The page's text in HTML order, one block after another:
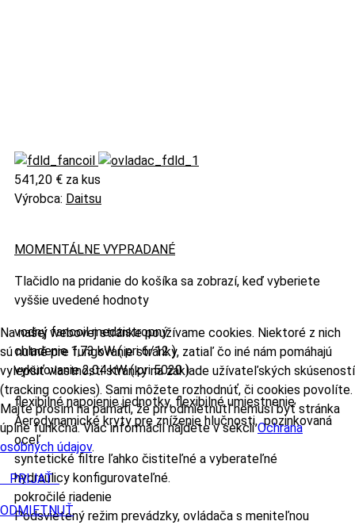
541,20 € za kus
Výrobca: Daitsu
MOMENTÁLNE VYPRADANÉ
Tlačidlo na pridanie do košíka sa zobrazí, keď vyberiete
vyššie uvedené hodnoty
vodný fancoil medzistropný
chladenie 1,73 kW ( pri 6/12 )
vykurovanie 2,04 kW ( pri 5020 )
flexibilné napojenie jednotky, flexibilné umiestnenie
Aerodynamické kryty pre zníženie hlučnosti, pozinkovaná
oceľ
syntetické filtre ľahko čistiteľné a vyberateľné
hydraulicy konfigurovateľné.
pokročilé riadenie
Podsvietený režim prevádzky, ovládača s meniteľnou
Na našej webovej stránke používame cookies. Niektoré z nich
sú nutné pre fungovanie stránky, zatiaľ čo iné nám pomáhajú
vylepšiť vlastnosti stránky na základe užívateľských skúseností
(tracking cookies). Sami môžete rozhodnúť, či cookies povolíte.
Majte prosím na pamäti, že pri odmietnutí nemusí byť stránka
úplne funkčná. Viac informácií nájdete v sekciiOchrana
osobných údajov.
PRIJAŤ
ODMIETNUŤ